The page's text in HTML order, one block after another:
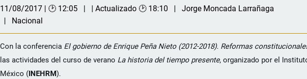
11/08/2017 | 🕑 12:05 | Actualizado 🕑 18:10
Jorge Moncada Larrañaga
Nacional
Con la conferencia El gobierno de Enrique Peña Nieto (2012-2018). Reformas
las actividades del curso de verano La historia del tiempo presente, organizado por el
México (INEHRM).